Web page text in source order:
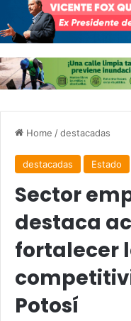
Home /destacadas
destacadas Estado
Sector
destaca
fortalecer
Potosí